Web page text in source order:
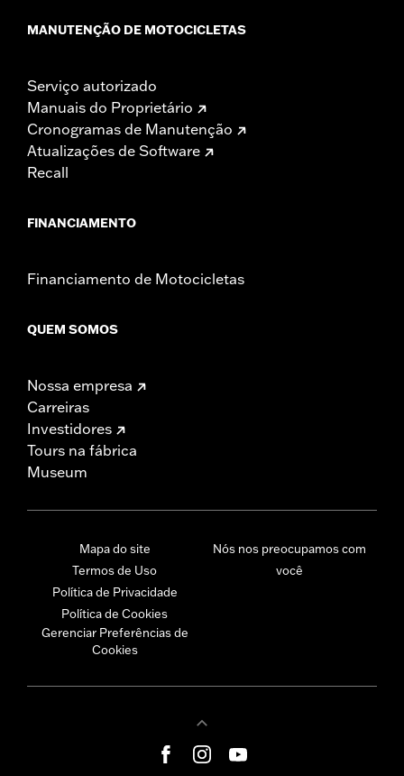
MANUTENÇÃO DE MOTOCICLETAS
Serviço autorizado
Manuais do Proprietário
Cronogramas de Manutenção
Atualizações de Software
Recall
FINANCIAMENTO
Financiamento de Motocicletas
QUEM SOMOS
Nossa empresa
Carreiras
Investidores
Tours na fábrica
Museum
Mapa do site
Termos de Uso
Política de Privacidade
Política de Cookies
Gerenciar Preferências de
Cookies
Nós nos preocupamos com
você